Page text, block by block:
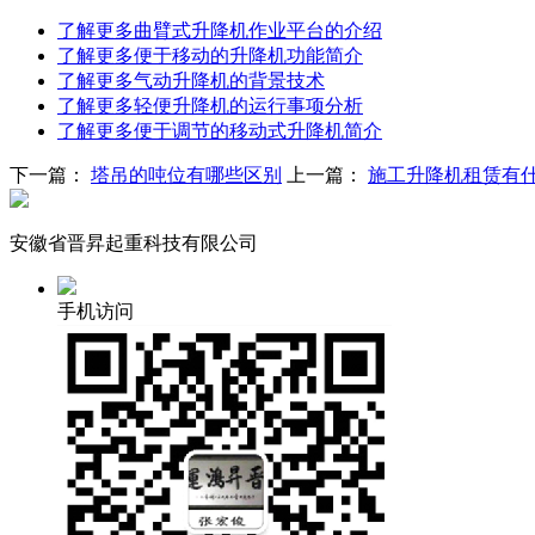
了解更多曲臂式升降机作业平台的介绍
了解更多便于移动的升降机功能简介
了解更多气动升降机的背景技术
了解更多轻便升降机的运行事项分析
了解更多便于调节的移动式升降机简介
下一篇： 塔吊的吨位有哪些区别 上一篇： 施工升降机租赁有
安徽省晋昇起重科技有限公司
手机访问